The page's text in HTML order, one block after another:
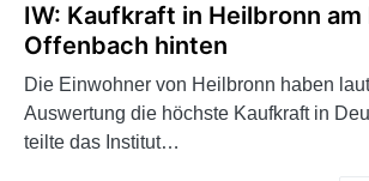
IW: Kaufkraft in Heilbronn
Offenbach hinten
Die Einwohner von Heilbronn haben
Auswertung die höchste Kaufkraft in
teilte das Institut…